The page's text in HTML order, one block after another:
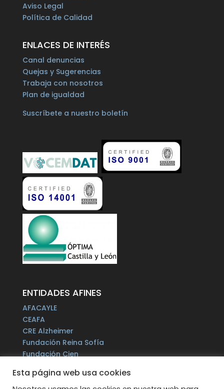
Aviso Legal
Política de Calidad
ENLACES DE INTERÉS
Canal denuncias
Quejas y Sugerencias
Trabaja con nosotros
Plan de igualdad
Suscríbete a nuestro boletín
ENTIDADES AFINES
AFACAYLE
CEAFA
CRE Alzheimer
Fundación Reina Sofía
Fundación Cien
Fundación Por un Mañana sin Alzheimer
Esta página web usa cookies